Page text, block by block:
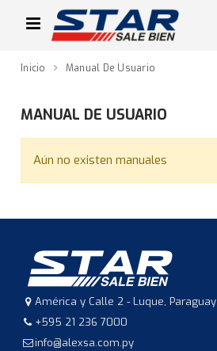
Inicio Manual De Usuario
MANUAL DE USUARIO
Aún no existen manuales
América y Calle 2 - Luque, Paraguay
+595 21 236 7000
info@alexsa.com.py